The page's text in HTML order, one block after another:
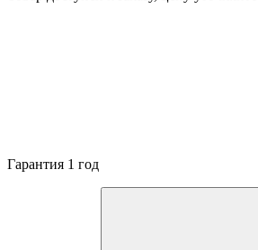
Гарантия 1 год